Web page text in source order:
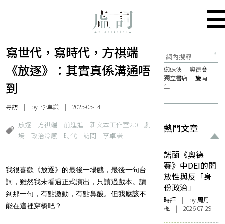
寫世代，寫時代，方祺端
《放逐》：其實真係溝通唔
到
專訪 | by 李卓謙 | 2023-03-14
放逐 方祺端 前進進 新文本工作室2.0
劇
場
政治冷感 時代 訪問 李卓謙
我很喜歡《放逐》的最後一場戲，最後一句台
詞，雖然我未看過正式演出，只讀過戲本。讀
到那一句，有點激動，有點鼻酸。但我應該不
能在這裡穿橋吧？
蜘蛛俠
奧德賽
獨立書店
施南
生
熱門文章
諾蘭《奧德
賽》中DEI的開
放性與反「身
份政治」
時評 | by周丹
楓 | 2026-07-29